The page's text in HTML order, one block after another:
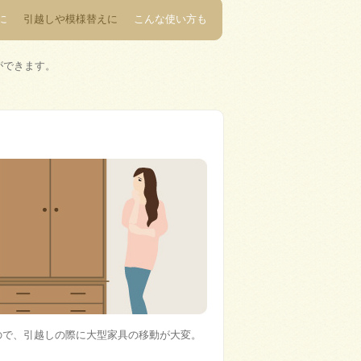
引越しや模様替えに こんな使い方も
きます。
、引越しの際に大型家具の移動が大変。